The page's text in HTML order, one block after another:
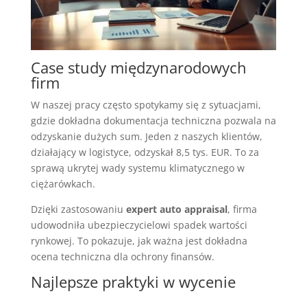
Case study międzynarodowych
firm
W naszej pracy często spotykamy się z sytuacjami,
gdzie dokładna dokumentacja techniczna pozwala na
odzyskanie dużych sum. Jeden z naszych klientów,
działający w logistyce, odzyskał 8,5 tys. EUR. To za
sprawą ukrytej wady systemu klimatycznego w
ciężarówkach.
Dzięki zastosowaniu expert auto appraisal, firma
udowodniła ubezpieczycielowi spadek wartości
rynkowej. To pokazuje, jak ważna jest dokładna
ocena techniczna dla ochrony finansów.
Najlepsze praktyki w wycenie